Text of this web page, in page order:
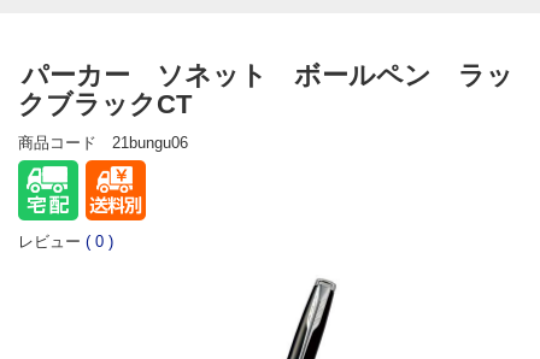
パーカー ソネット ボールペン ラッ
クブラックCT
商品コード 21bungu06
レビュー ( 0 )